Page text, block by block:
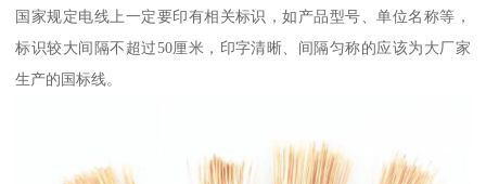
国家规定电线上一定要印有相关标识，如产品型号、单位名称等，
标识较大间隔不超过50厘米，印字清晰、间隔匀称的应该为大厂家
生产的国标线。